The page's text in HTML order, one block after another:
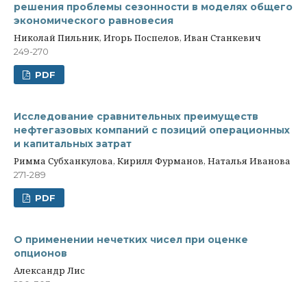
решения проблемы сезонности в моделях общего
экономического равновесия
Николай Пильник, Игорь Поспелов, Иван Станкевич
249-270
PDF
Исследование сравнительных преимуществ
нефтегазовых компаний с позиций операционных
и капитальных затрат
Римма Субханкулова, Кирилл Фурманов, Наталья Иванова
271-289
PDF
О применении нечетких чисел при оценке
опционов
Александр Лис